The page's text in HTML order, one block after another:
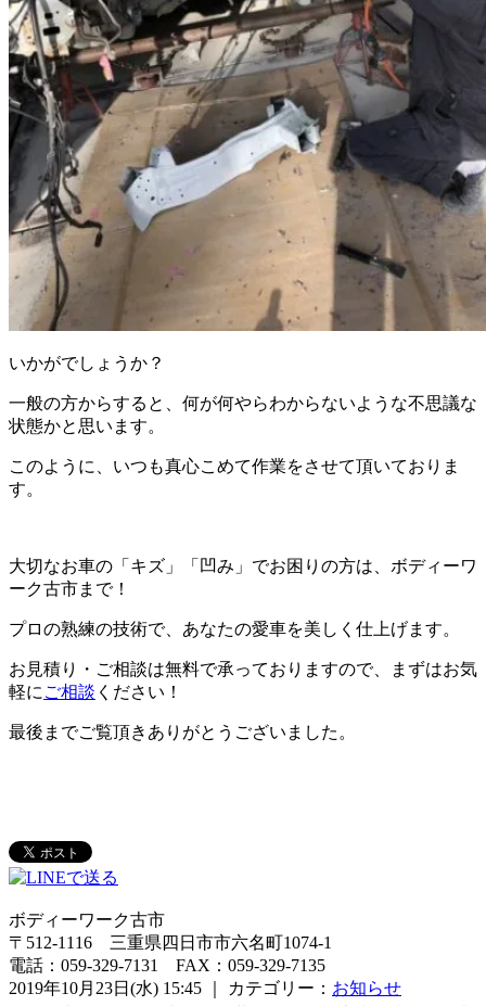
いかがでしょうか？
一般の方からすると、何が何やらわからないような不思議な
状態かと思います。
このように、いつも真心こめて作業をさせて頂いておりま
す。
大切なお車の「キズ」「凹み」でお困りの方は、ボディーワ
ーク古市まで！
プロの熟練の技術で、あなたの愛車を美しく仕上げます。
お見積り・ご相談は無料で承っておりますので、まずはお気
軽に ご相談 ください！
最後までご覧頂きありがとうございました。
ボディーワーク古市
〒512-1116 三重県四日市市六名町1074-1
電話：059-329-7131 FAX：059-329-7135
2019年10月23日(水) 15:45 ｜ カテゴリー： お知らせ